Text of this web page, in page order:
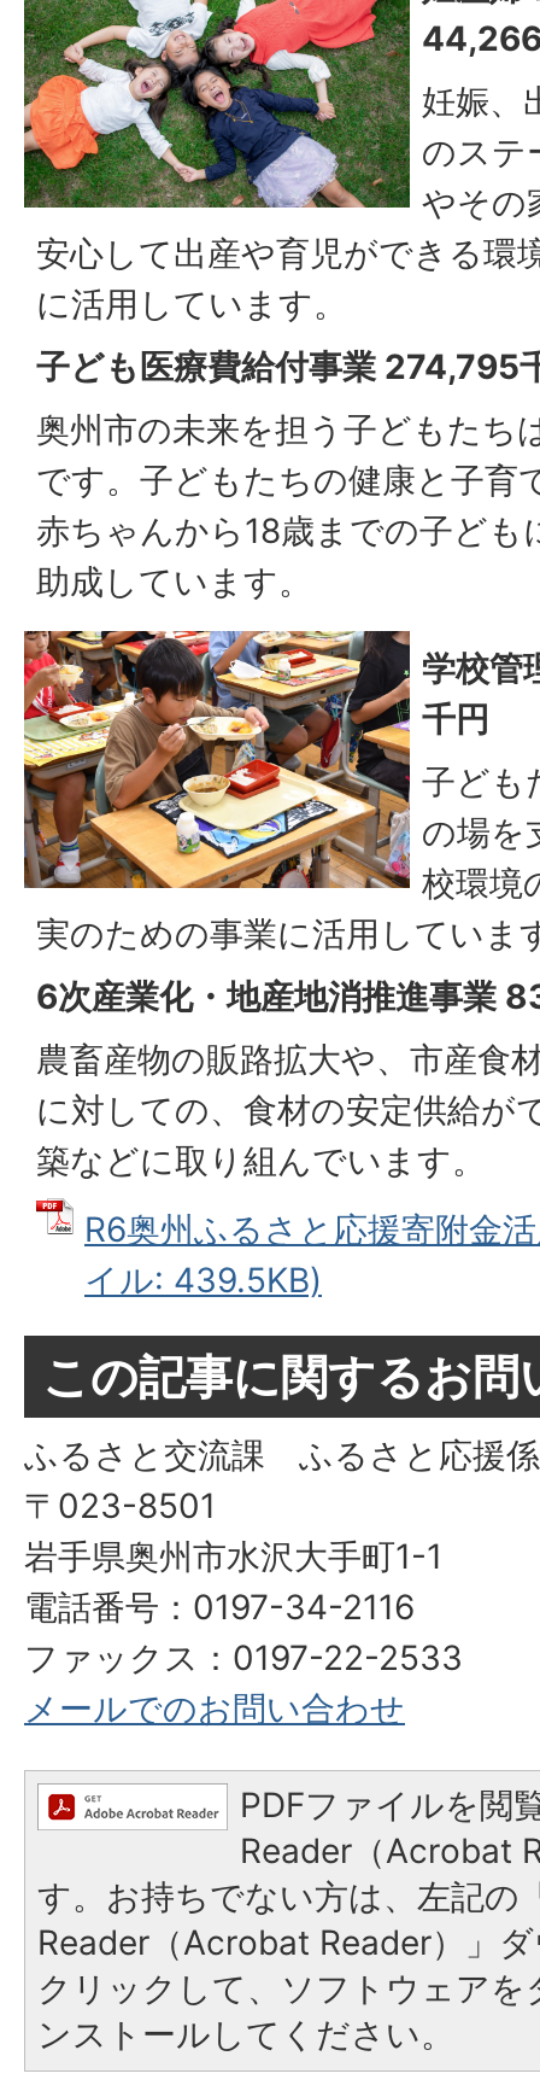
妊娠、
のステ
やその
安心して出産や育児ができる環
に活用しています。
子ども医療費給付事業 274,795
奥州市の未来を担う子どもたち
です。子どもたちの健康と子育
赤ちゃんから18歳までの子ども
助成しています。
学校管
千円
子ども
の場を
校環境
実のための事業に活用していま
6次産業化・地産地消推進事業
農畜産物の販路拡大や、市産食
に対しての、食材の安定供給が
築などに取り組んでいます。
R6奥州ふるさと応援寄附金
イル: 439.5KB)
この記事に関するお問
ふるさと交流課 ふるさと応援係
〒023-8501
岩手県奥州市水沢大手町1-1
電話番号：0197-34-2116
ファックス：0197-22-2533
メールでのお問い合わせ
PDFファイルを閲
Reader（Acrobat
す。お持ちでない方は、左記の
Reader（Acrobat Reader）」
クリックして、ソフトウェア
ンストールしてください。